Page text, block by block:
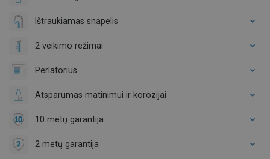
Ištraukiamas snapelis
2 veikimo režimai
Perlatorius
Atsparumas matinimui ir korozijai
10 metų garantija
2 metų garantija